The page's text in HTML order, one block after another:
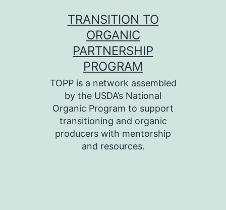
TRANSITION TO
ORGANIC
PARTNERSHIP
PROGRAM
TOPP is a network assembled
by the USDA’s National
Organic Program to support
transitioning and organic
producers with mentorship
and resources.